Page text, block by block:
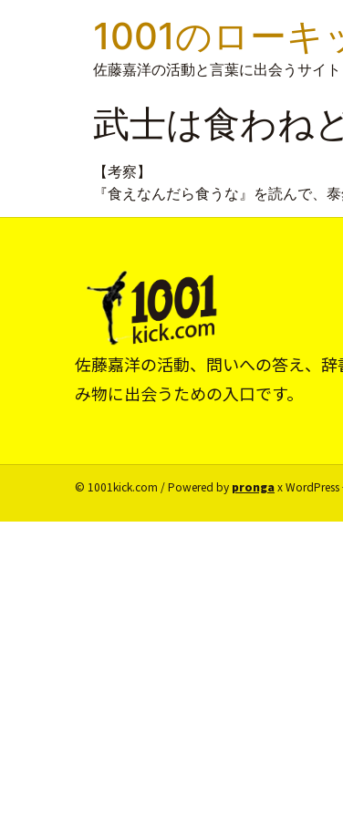
1001のローキ
佐藤嘉洋の活動と言葉に出会うサイト
武士は食わね
【考察】
『食えなんだら食うな』を読んで、
佐藤嘉洋の活動、問いへの答え、
み物に出会うための入口です。
© 1001kick.com / Powered by prongax